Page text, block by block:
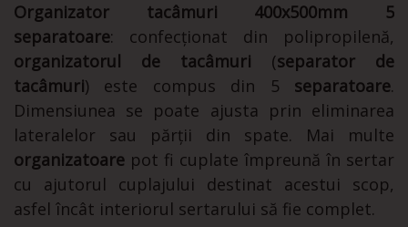
Organizator tacâmuri 400x500mm 5
separatoare: confecționat din polipropilenă,
organizatorul de tacâmuri (separator de
tacâmuri) este compus din 5 separatoare.
Dimensiunea se poate ajusta prin eliminarea
lateralelor sau părții din spate. Mai multe
organizatoare pot fi cuplate împreună în sertar
cu ajutorul cuplajului destinat acestui scop,
asfel încât interiorul sertarului să fie complet.